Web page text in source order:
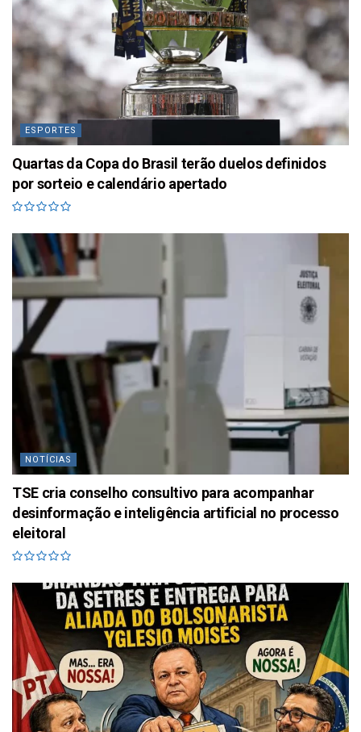
ESPORTES
Quartas da Copa do Brasil terão duelos definidos
por sorteio e calendário apertado
NOTÍCIAS
TSE cria conselho consultivo para acompanhar
desinformação e inteligência artificial no processo
eleitoral